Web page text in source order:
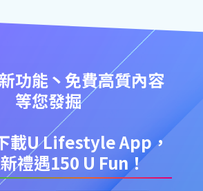
功能丶免費高質內容
等您發掘
載U Lifestyle App，
禮遇150 U Fun！